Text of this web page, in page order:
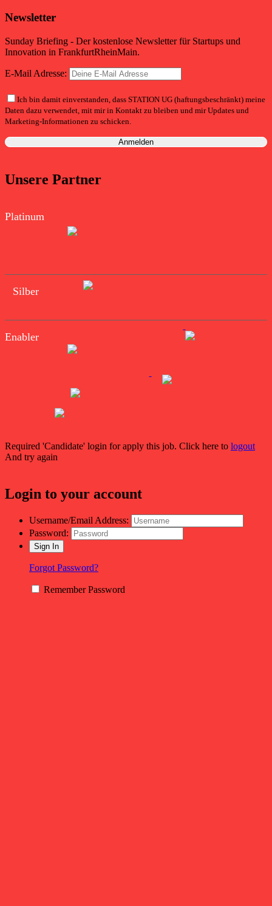
Newsletter
Sunday Briefing - Der kostenlose Newsletter für Startups und
Innovation in FrankfurtRheinMain.
E-Mail Adresse:
Ich bin damit einverstanden, dass STATION UG (haftungsbeschränkt) meine
Daten dazu verwendet, mit mir in Kontakt zu bleiben und mir Updates und
Marketing-Informationen zu schicken.
Unsere Partner
Platinum
Silber
Enabler
Required 'Candidate' login for apply this job. Click here to logout
And try again
Login to your account
Username/Email Address:
Password:
Forgot Password?
Remember Password